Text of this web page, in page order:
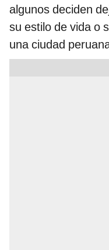
algunos deciden
su estilo de vida o
una ciudad